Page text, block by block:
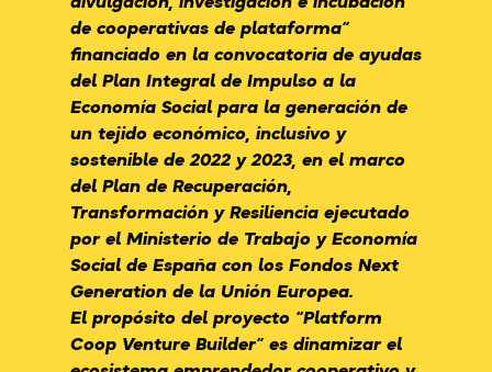
de cooperativas de plataforma”
financiado en la convocatoria de ayudas
del Plan Integral de Impulso a la
Economía Social para la generación de
un tejido económico, inclusivo y
sostenible de 2022 y 2023, en el marco
del Plan de Recuperación,
Transformación y Resiliencia ejecutado
por el Ministerio de Trabajo y Economía
Social de España con los Fondos Next
Generation de la Unión Europea.
El propósito del proyecto “Platform
Coop Venture Builder” es dinamizar el